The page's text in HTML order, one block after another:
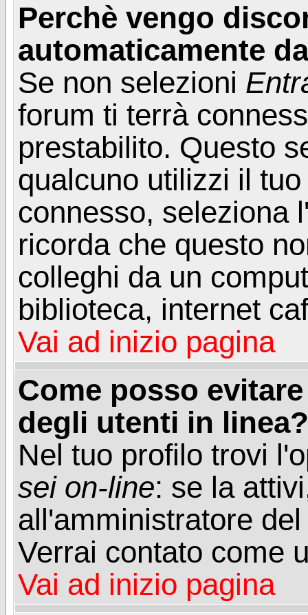
Perchè vengo
automaticamente
Se non selezioni
forum ti terrà
prestabilito. Questo
qualcuno utilizzi il
connesso, seleziona
ricorda che questo
colleghi da un
biblioteca, internet
Vai ad inizio pagina
Come posso
degli utenti in linea?
Nel tuo profilo trovi
sei on-line: se la
all'amministratore
Verrai contato come
Vai ad inizio pagina